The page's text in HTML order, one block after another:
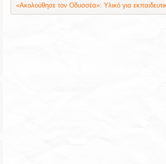
«Ακολούθησε τον Οδυσσέα»: Υλικό για